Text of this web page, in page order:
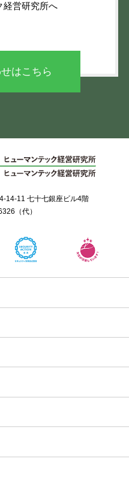
経営研究所へ
はこちら
14-11 七十七銀座ビル4階
（代）